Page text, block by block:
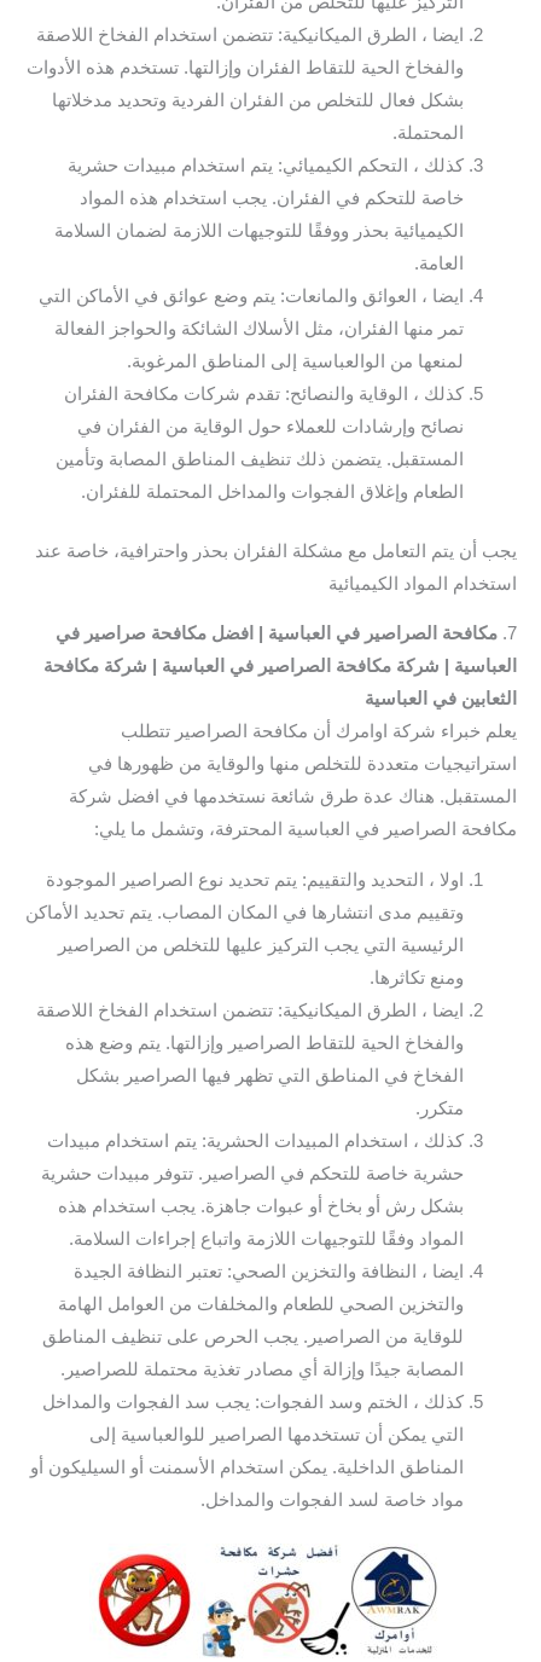
ايضا ، الطرق الميكانيكية: تتضمن استخدام الفخاخ اللاصقة
والفخاخ الحية للتقاط الفئران وإزالتها. تستخدم هذه الأدوات
بشكل فعال للتخلص من الفئران الفردية وتحديد مدخلاتها
المحتملة.
كذلك ، التحكم الكيميائي: يتم استخدام مبيدات حشرية
خاصة للتحكم في الفئران. يجب استخدام هذه المواد
الكيميائية بحذر ووفقًا للتوجيهات اللازمة لضمان السلامة
العامة.
ايضا ، العوائق والمانعات: يتم وضع عوائق في الأماكن التي
تمر منها الفئران، مثل الأسلاك الشائكة والحواجز الفعالة
لمنعها من الوالعباسية إلى المناطق المرغوبة.
كذلك ، الوقاية والنصائح: تقدم شركات مكافحة الفئران
نصائح وإرشادات للعملاء حول الوقاية من الفئران في
المستقبل. يتضمن ذلك تنظيف المناطق المصابة وتأمين
الطعام وإغلاق الفجوات والمداخل المحتملة للفئران.
يجب أن يتم التعامل مع مشكلة الفئران بحذر واحترافية، خاصة عند
استخدام المواد الكيميائية
7. مكافحة الصراصير في العباسية | افضل مكافحة صراصير في
العباسية
| شركة مكافحة الصراصير في العباسية
| شركة مكافحة
الثعابين في العباسية
يعلم خبراء شركة اوامرك أن مكافحة الصراصير تتطلب
استراتيجيات متعددة للتخلص منها والوقاية من ظهورها في
المستقبل. هناك عدة طرق شائعة نستخدمها في افضل شركة
مكافحة الصراصير في العباسية المحترفة، وتشمل ما يلي:
اولا ، التحديد والتقييم: يتم تحديد نوع الصراصير الموجودة
وتقييم مدى انتشارها في المكان المصاب. يتم تحديد الأماكن
الرئيسية التي يجب التركيز عليها للتخلص من الصراصير
ومنع تكاثرها.
ايضا ، الطرق الميكانيكية: تتضمن استخدام الفخاخ اللاصقة
والفخاخ الحية للتقاط الصراصير وإزالتها. يتم وضع هذه
الفخاخ في المناطق التي تظهر فيها الصراصير بشكل
متكرر.
كذلك ، استخدام المبيدات الحشرية: يتم استخدام مبيدات
حشرية خاصة للتحكم في الصراصير. تتوفر مبيدات حشرية
بشكل رش أو بخاخ أو عبوات جاهزة. يجب استخدام هذه
المواد وفقًا للتوجيهات اللازمة واتباع إجراءات السلامة.
ايضا ، النظافة والتخزين الصحي: تعتبر النظافة الجيدة
والتخزين الصحي للطعام والمخلفات من العوامل الهامة
للوقاية من الصراصير. يجب الحرص على تنظيف المناطق
المصابة جيدًا وإزالة أي مصادر تغذية محتملة للصراصير.
كذلك ، الختم وسد الفجوات: يجب سد الفجوات والمداخل
التي يمكن أن تستخدمها الصراصير للوالعباسية إلى
المناطق الداخلية. يمكن استخدام الأسمنت أو السيليكون أو
مواد خاصة لسد الفجوات والمداخل.